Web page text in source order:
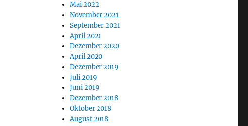
Mai 2022
November 2021
September 2021
April 2021
Dezember 2020
April 2020
Dezember 2019
Juli 2019
Juni 2019
Dezember 2018
Oktober 2018
August 2018